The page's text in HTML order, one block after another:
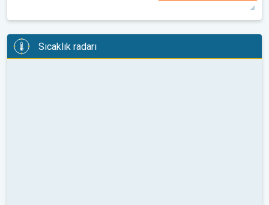
14 h 05:20 19:56 33°maks
2
08:00
4 4 3
Sıcaklık radarı